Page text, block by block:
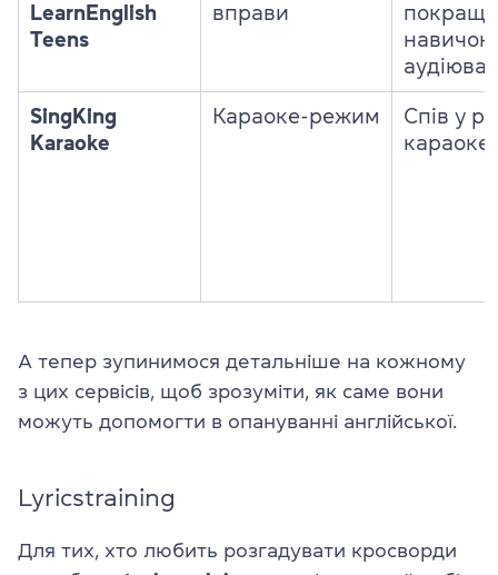
LearnEnglish
Teens
вправи
навичок
SingKing
Karaoke
Караоке-режим
Спів у
караоке
А тепер зупинимося детальніше на кожному
з цих сервісів, щоб зрозуміти, як саме вони
можуть допомогти в опануванні англійської.
Lyricstraining
Для тих, хто любить розгадувати кросворди